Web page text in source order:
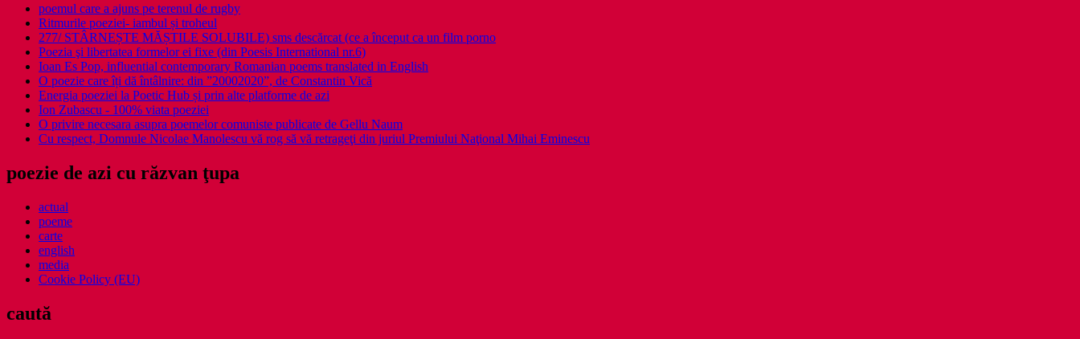
poemul care a ajuns pe terenul de rugby
Ritmurile poeziei- iambul și troheul
277/ STÂRNEȘTE MĂȘTILE SOLUBILE) sms descărcat (ce a început ca un film porno
Poezia şi libertatea formelor ei fixe (din Poesis International nr.6)
Ioan Es Pop, influential contemporary Romanian poems translated in English
O poezie care îți dă întâlnire: din ”20002020”, de Constantin Vică
Energia poeziei la Poetic Hub și prin alte platforme de azi
Ion Zubascu - 100% viata poeziei
O privire necesara asupra poemelor comuniste publicate de Gellu Naum
Cu respect, Domnule Nicolae Manolescu vă rog să vă retrageţi din juriul Premiului Naţional Mihai Eminescu
poezie de azi cu răzvan ţupa
actual
poeme
carte
english
media
Cookie Policy (EU)
caută